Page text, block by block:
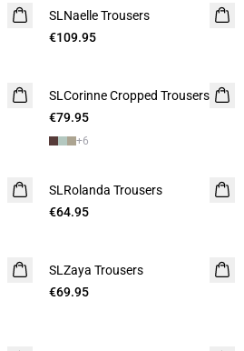
SLNaelle Trousers
€109.95
SLCorinne Cropped Trousers
€79.95
+6
SLRolanda Trousers
€64.95
SLZaya Trousers
€69.95